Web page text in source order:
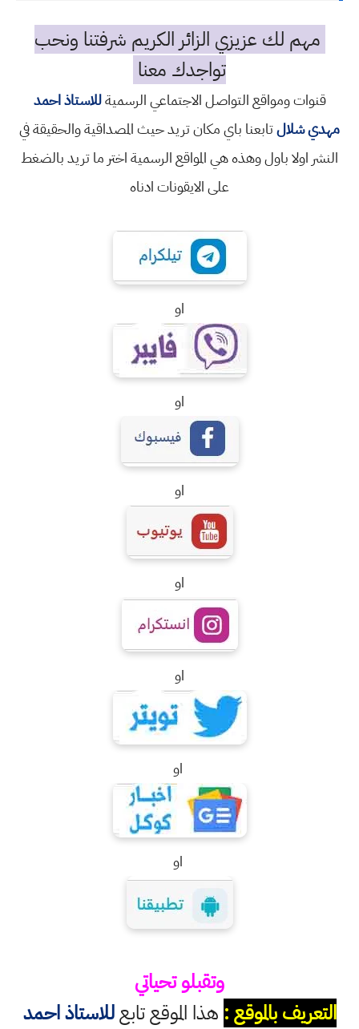
مهم لك عزيزي الزائر الكريم شرفتنا ونحب
تواجدك معنا
قنوات ومواقع التواصل الاجتماعي الرسميةللاستاذ احمد
مهدي شلالتابعنا باي مكان تريد حيث المصداقية والحقيقة في
النشر اولا باول وهذه هي المواقع الرسمية اختر ما تريد بالضغط
على الايقونات ادناه
او
او
او
او
او
او
او
وتقبلو تحياتي
التعريف بالموقع : هذا الموقع تابعللاستاذ احمد